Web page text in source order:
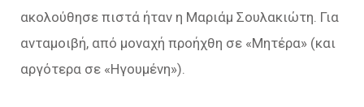
ακολούθησε πιστά ήταν η Μαριάμ Σουλακιώτη. Για
ανταμοιβή, από μοναχή προήχθη σε «Μητέρα» (και
αργότερα σε «Ηγουμένη»).